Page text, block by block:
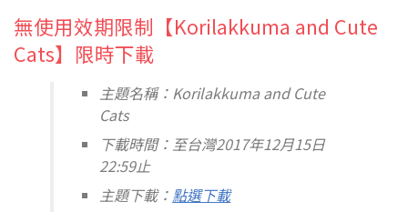
無使用效期限制【Korilakkuma and Cute
Cats】限時下載
主題名稱：Korilakkuma and Cute
Cats
下載時間：至台灣2017年12月15日
22:59止
主題下載： 點選下載